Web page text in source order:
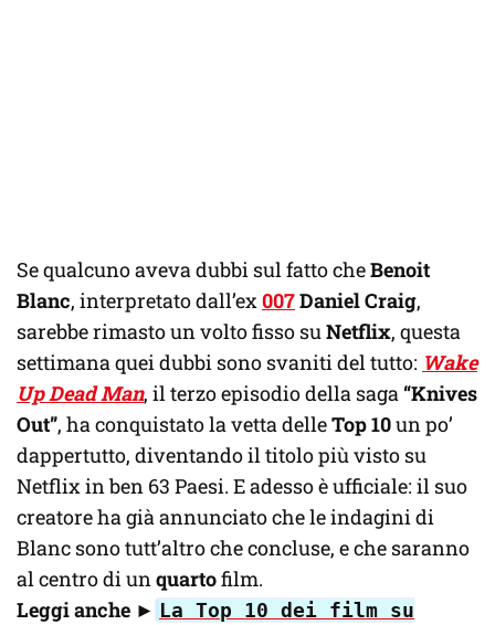
Se qualcuno aveva dubbi sul fatto cheBenoit
Blanc, interpretato dall’ex007Daniel Craig,
sarebbe rimasto un volto fisso suNetflix, questa
settimana quei dubbi sono svaniti del tutto: Wake
Up Dead Man, il terzo episodio della saga“Knives
Out”, ha conquistato la vetta delleTop 10un po’
dappertutto, diventando il titolo più visto su
Netflix in ben 63 Paesi. E adesso è ufficiale: il suo
creatore ha già annunciato che le indagini di
Blanc sono tutt’altro che concluse, e che saranno
al centro di unquartofilm.
Leggi anche ► La Top 10 dei film su